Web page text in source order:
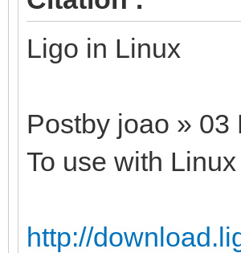
Ligo in Linux
Postby joao » 03
To use with
http://